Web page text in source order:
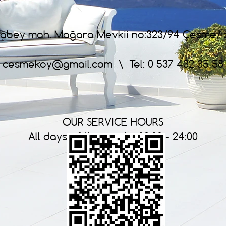
mah. Mağara Mevkii no:323/94 Çesme/
cesmekoy@gmail.com\ Tel: 0 537 432 35 58
OUR SERVICE HOURS
All days of the week : 09:00 - 24:00